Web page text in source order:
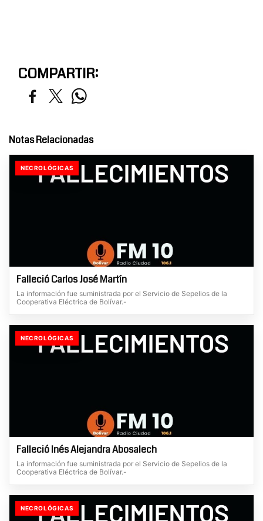
COMPARTIR:
Notas Relacionadas
NECROLÓGICAS
Falleció Carlos José Martín
La información fue suministrada por el Servicio de Sepelios de la
Cooperativa Eléctrica de Bolívar.-
NECROLÓGICAS
Falleció Inés Alejandra Abosalech
La información fue suministrada por el Servicio de Sepelios de la
Cooperativa Eléctrica de Bolívar.-
NECROLÓGICAS